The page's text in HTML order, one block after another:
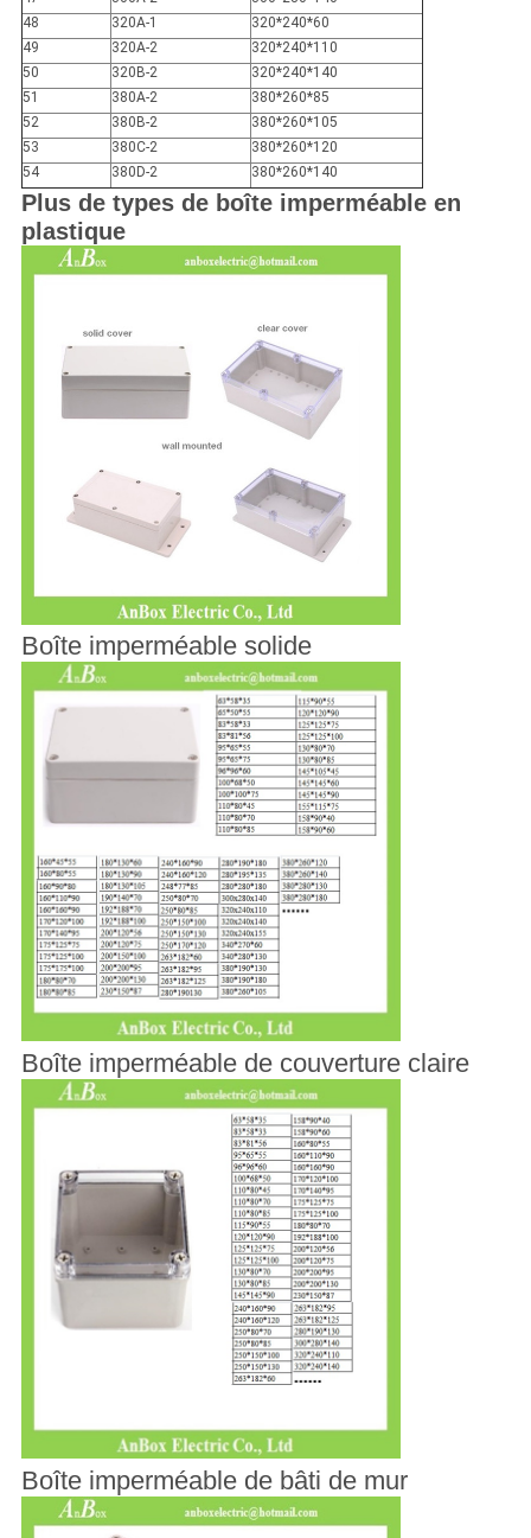
48
320A-1
320*240*60
49
320A-2
320*240*110
50
320B-2
320*240*140
51
380A-2
380*260*85
52
380B-2
380*260*105
53
380C-2
380*260*120
54
380D-2 380*260*140
Plus de types de boîte imperméable en
plastique
Boîte imperméable solide
Boîte imperméable de couverture claire
Boîte imperméable de bâti de mur